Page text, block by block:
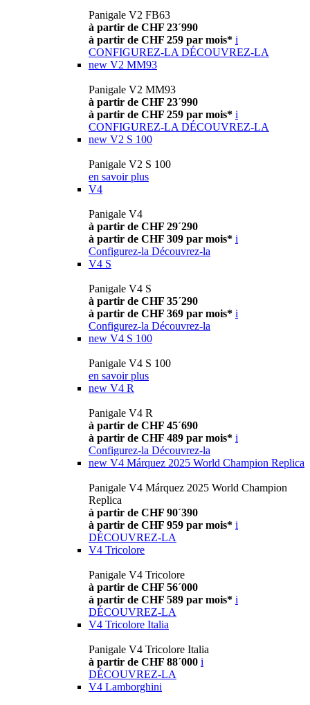
Panigale V2 FB63
à partir de CHF 23´990
à partir de CHF 259 par mois* i
CONFIGUREZ-LA DÉCOUVREZ-LA
new V2 MM93
Panigale V2 MM93
à partir de CHF 23´990
à partir de CHF 259 par mois* i
CONFIGUREZ-LA DÉCOUVREZ-LA
new V2 S 100
Panigale V2 S 100
en savoir plus
V4
Panigale V4
à partir de CHF 29´290
à partir de CHF 309 par mois* i
Configurez-la Découvrez-la
V4 S
Panigale V4 S
à partir de CHF 35´290
à partir de CHF 369 par mois* i
Configurez-la Découvrez-la
new V4 S 100
Panigale V4 S 100
en savoir plus
new V4 R
Panigale V4 R
à partir de CHF 45´690
à partir de CHF 489 par mois* i
Configurez-la Découvrez-la
new V4 Márquez 2025 World Champion Replica
Panigale V4 Márquez 2025 World Champion
Replica
à partir de CHF 90´390
à partir de CHF 959 par mois* i
DÉCOUVREZ-LA
V4 Tricolore
Panigale V4 Tricolore
à partir de CHF 56´000
à partir de CHF 589 par mois* i
DÉCOUVREZ-LA
V4 Tricolore Italia
Panigale V4 Tricolore Italia
à partir de CHF 88´000 i
DÉCOUVREZ-LA
V4 Lamborghini